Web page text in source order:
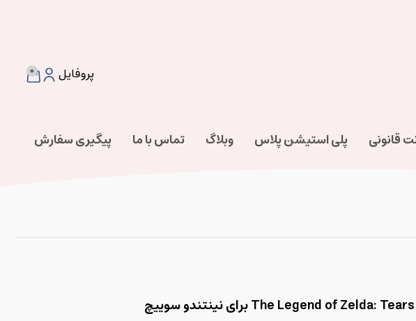
0 پروفایل
قانونی پلی استیشن پلاس وبلاگ تماس با ما پیگیری سفارش